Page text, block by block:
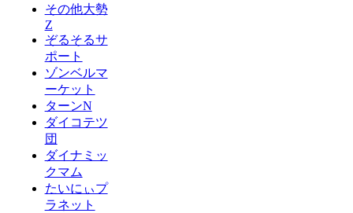
その他大勢
Z
ぞるそるサ
ポート
ゾンベルマ
ーケット
ターンN
ダイコテツ
団
ダイナミッ
クマム
たいにぃプ
ラネット